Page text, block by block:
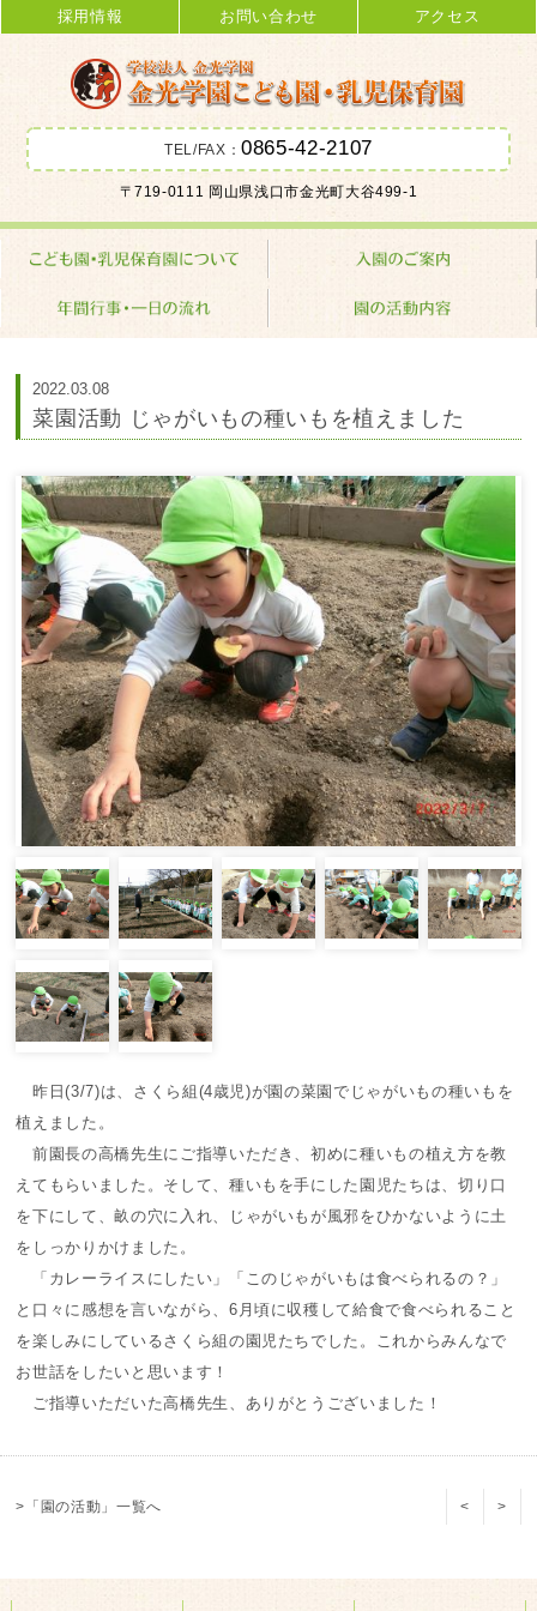
金光学園こども園･乳児保育園 学校
法人 金光学園
採用情報 お問い合わせ アクセス
TEL/FAX：0865-42-2107
〒719-0111 岡山県浅口市金光町大谷499-1
2022.03.08
菜園活動 じゃがいもの種いもを植えました
昨日(3/7)は、さくら組(4歳児)が園の菜園でじゃがいもの種いもを
植えました。
前園長の高橋先生にご指導いただき、初めに種いもの植え方を教
えてもらいました。そして、種いもを手にした園児たちは、切り口
を下にして、畝の穴に入れ、じゃがいもが風邪をひかないように土
をしっかりかけました。
「カレーライスにしたい」「このじゃがいもは食べられるの？」
と口々に感想を言いながら、6月頃に収穫して給食で食べられること
を楽しみにしているさくら組の園児たちでした。これからみんなで
お世話をしたいと思います！
ご指導いただいた高橋先生、ありがとうございました！
>「園の活動」一覧へ < >